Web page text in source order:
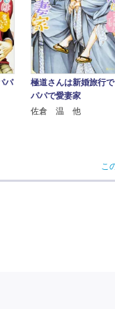
パ
極道さんは新婚旅行
パパで愛妻家
佐倉 温 他
こ